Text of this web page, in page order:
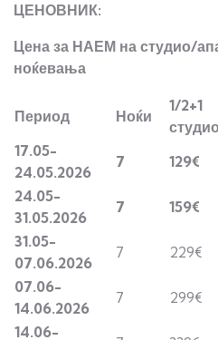
ЦЕНОВНИК:
Цена за НАЕМ на студио/
ноќевања
Период Ноќи
1/2+1
студио
17.05-
24.05.2026
7 129€
24.05-
31.05.2026
7 159€
31.05-
07.06.2026
7 229€
07.06-
14.06.2026
7 299€
14.06-